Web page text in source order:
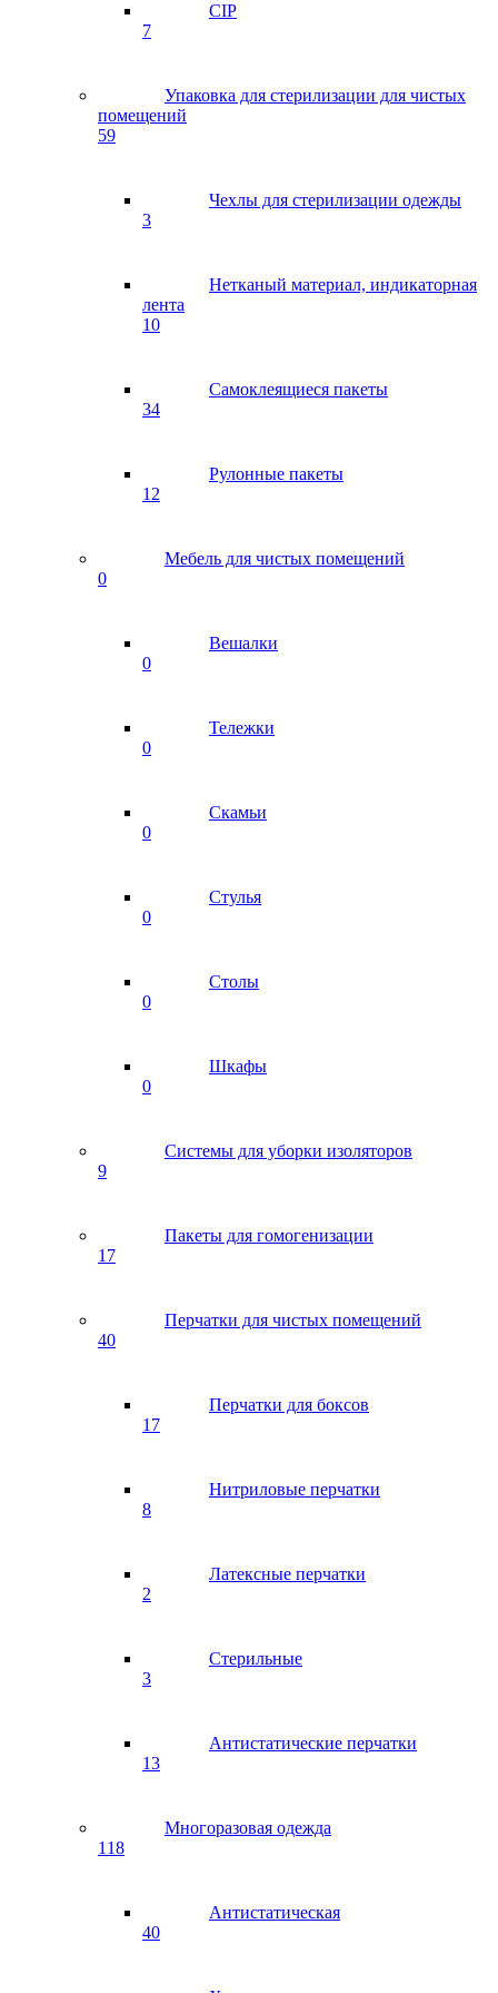
CIP
7
Упаковка для стерилизации для чистых
помещений
59
Чехлы для стерилизации одежды
3
Нетканый материал, индикаторная
лента
10
Самоклеящиеся пакеты
34
Рулонные пакеты
12
Мебель для чистых помещений
0
Вешалки
0
Тележки
0
Скамьи
0
Стулья
0
Столы
0
Шкафы
0
Системы для уборки изоляторов
9
Пакеты для гомогенизации
17
Перчатки для чистых помещений
40
Перчатки для боксов
17
Нитриловые перчатки
8
Латексные перчатки
2
Стерильные
3
Антистатические перчатки
13
Многоразовая одежда
118
Антистатическая
40